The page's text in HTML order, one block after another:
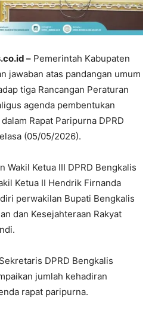
– Pemerintah Kabupaten
jawaban atas pandangan umum
tiga Rancangan Peraturan
agenda pembentukan
Rapat Paripurna DPRD
(05/05/2026).
Wakil Ketua III DPRD Bengkalis
Ketua II Hendrik Firnanda
perwakilan Bupati Bengkalis
dan Kesejahteraan Rakyat
DPRD Bengkalis
jumlah kehadiran
rapat paripurna.